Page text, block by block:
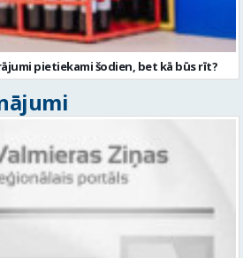
pietiekami šodien, bet kā būs rīt?